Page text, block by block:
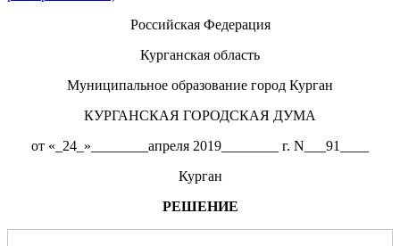
Российская Федерация
Курганская область
Муниципальное образование город Курган
КУРГАНСКАЯ ГОРОДСКАЯ ДУМА
от «_24_»________апреля 2019________ г. N___91____
Курган
РЕШЕНИЕ